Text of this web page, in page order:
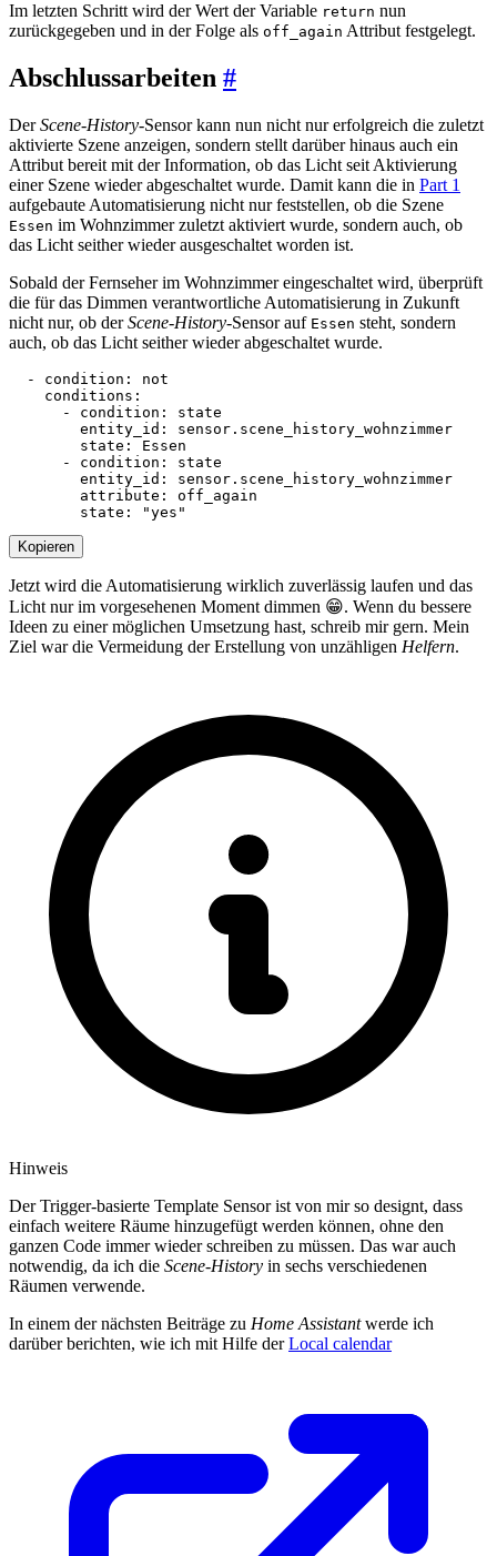
Im letzten Schritt wird der Wert der Variable return nun
zurückgegeben und in der Folge als off_again Attribut festgelegt.
Abschlussarbeiten #
DerScene-History-Sensor kann nun nicht nur erfolgreich die zuletzt
aktivierte Szene anzeigen, sondern stellt darüber hinaus auch ein
Attribut bereit mit der Information, ob das Licht seit Aktivierung
einer Szene wieder abgeschaltet wurde. Damit kann die in Part 1
aufgebaute Automatisierung nicht nur feststellen, ob die Szene
Essen im Wohnzimmer zuletzt aktiviert wurde, sondern auch, ob
das Licht seither wieder ausgeschaltet worden ist.
Sobald der Fernseher im Wohnzimmer eingeschaltet wird, überprüft
die für das Dimmen verantwortliche Automatisierung in Zukunft
nicht nur, ob derScene-History-Sensor auf Essen steht, sondern
auch, ob das Licht seither wieder abgeschaltet wurde.
- condition :
not
conditions :
- condition :
state
entity_id :
sensor.scene_history_wohnzimmer
state :
Essen
- condition :
state
entity_id :
sensor.scene_history_wohnzimmer
attribute :
off_again
state : "yes"
Kopieren
Jetzt wird die Automatisierung wirklich zuverlässig laufen und das
Licht nur im vorgesehenen Moment dimmen 😁. Wenn du bessere
Ideen zu einer möglichen Umsetzung hast, schreib mir gern. Mein
Ziel war die Vermeidung der Erstellung von unzähligen Helfern.
Hinweis
Der Trigger-basierte Template Sensor ist von mir so designt, dass
einfach weitere Räume hinzugefügt werden können, ohne den
ganzen Code immer wieder schreiben zu müssen. Das war auch
notwendig, da ich die Scene-History in sechs verschiedenen
Räumen verwende.
In einem der nächsten Beiträge zu Home Assistantwerde ich
darüber berichten, wie ich mit Hilfe derLocal calendar